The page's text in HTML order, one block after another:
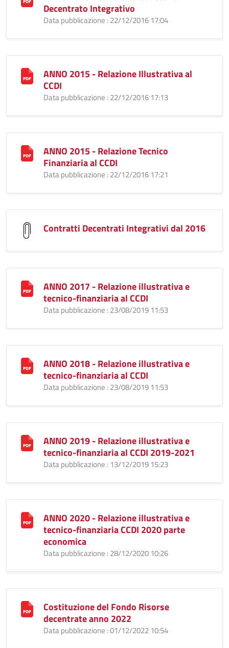
Decentrato Integrativo
Data pubblicazione : 22/12/2016 17:04
ANNO 2015 - Relazione Illustrativa al
CCDI
Data pubblicazione : 22/12/2016 17:13
ANNO 2015 - Relazione Tecnico
Finanziaria al CCDI
Data pubblicazione : 22/12/2016 17:21
Contratti Decentrati Integrativi dal 2016
ANNO 2017 - Relazione illustrativa e
tecnico-finanziaria al CCDI
Data pubblicazione : 23/08/2019 11:53
ANNO 2018 - Relazione illustrativa e
tecnico-finanziaria al CCDI
Data pubblicazione : 23/08/2019 11:53
ANNO 2019 - Relazione illustrativa e
tecnico-finanziaria al CCDI 2019-2021
Data pubblicazione : 13/12/2019 15:23
ANNO 2020 - Relazione illustrativa e
tecnico-finanziaria CCDI 2020 parte
economica
Data pubblicazione : 28/12/2020 10:26
Costituzione del Fondo Risorse
decentrate anno 2022
Data pubblicazione : 01/12/2022 10:54